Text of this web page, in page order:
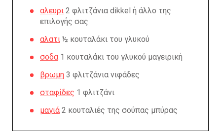
αλευρι 2 φλιτζάνια dikkel ή άλλο της
επιλογής σας
αλατι ½ κουταλάκι του γλυκού
σοδα 1 κουταλάκι του γλυκού μαγειρική
βρωμη 3 φλιτζάνια νιφάδες
σταφίδες 1 φλιτζάνι
μαγιά 2 κουταλιές της σούπας μπύρας